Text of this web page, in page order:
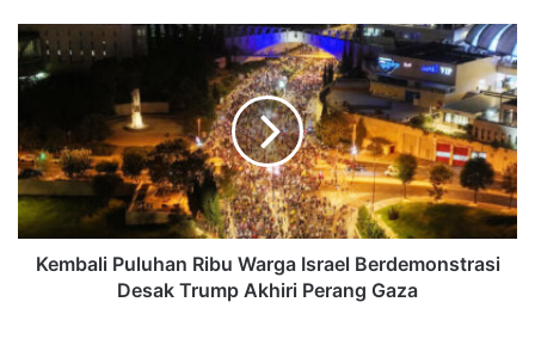
Kembali Puluhan Ribu Warga Israel Berdemonstrasi
Desak Trump Akhiri Perang Gaza